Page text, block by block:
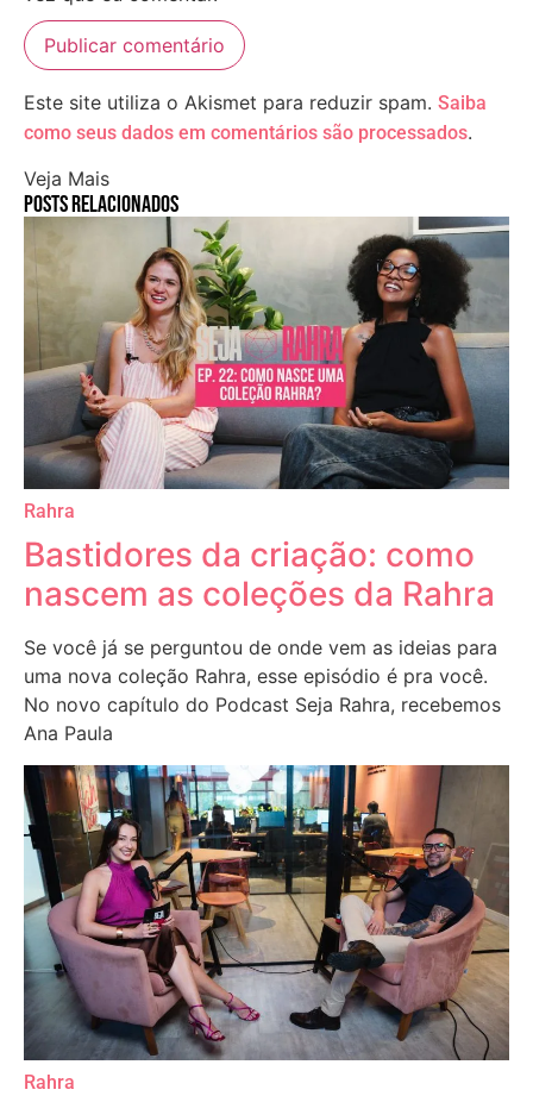
Este site utiliza o Akismet para reduzir spam. Saiba
como seus dados em comentários são processados.
Veja Mais
Posts relacionados
Rahra
Bastidores da criação: como
nascem as coleções da Rahra
Se você já se perguntou de onde vem as ideias para
uma nova coleção Rahra, esse episódio é pra você.
No novo capítulo do Podcast Seja Rahra, recebemos
Ana Paula
Rahra